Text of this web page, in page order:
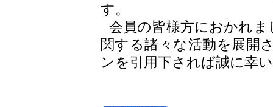
す。
会員の皆様方におかれ
関する諸々な活動を展開
ンを引用下されば誠に幸